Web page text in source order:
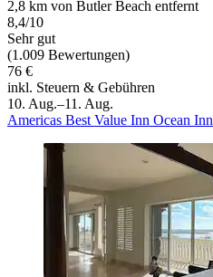
2,8 km von Butler Beach entfernt
8,4/10
Sehr gut
(1.009 Bewertungen)
76 €
inkl. Steuern & Gebühren
10. Aug.–11. Aug.
Americas Best Value Inn Ocean Inn